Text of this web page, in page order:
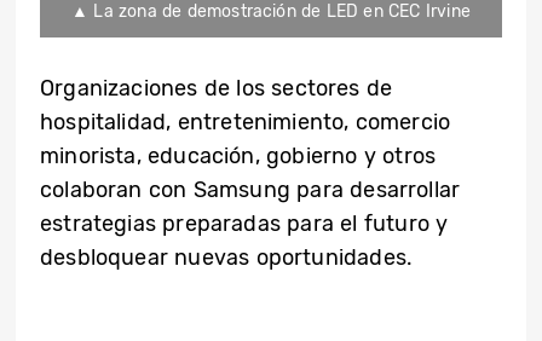
▲ La zona de demostración de LED en CEC Irvine
Organizaciones de los sectores de
hospitalidad, entretenimiento, comercio
minorista, educación, gobierno y otros
colaboran con Samsung para desarrollar
estrategias preparadas para el futuro y
desbloquear nuevas oportunidades.